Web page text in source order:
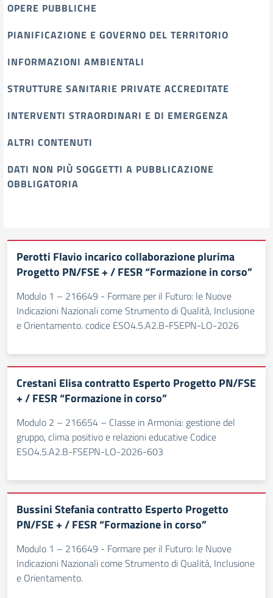
OPERE PUBBLICHE
PIANIFICAZIONE E GOVERNO DEL TERRITORIO
INFORMAZIONI AMBIENTALI
STRUTTURE SANITARIE PRIVATE ACCREDITATE
INTERVENTI STRAORDINARI E DI EMERGENZA
ALTRI CONTENUTI
DATI NON PIÙ SOGGETTI A PUBBLICAZIONE
OBBLIGATORIA
Perotti Flavio incarico collaborazione plurima
Progetto PN/FSE + / FESR “Formazione in corso”
Modulo 1 – 216649 - Formare per il Futuro: le Nuove
Indicazioni Nazionali come Strumento di Qualità, Inclusione
e Orientamento. codice ESO4.5.A2.B-FSEPN-LO-2026
Crestani Elisa contratto Esperto Progetto PN/FSE
+ / FESR “Formazione in corso”
Modulo 2 – 216654 – Classe in Armonia: gestione del
gruppo, clima positivo e relazioni educative Codice
ESO4.5.A2.B-FSEPN-LO-2026-603
Bussini Stefania contratto Esperto Progetto
PN/FSE + / FESR “Formazione in corso”
Modulo 1 – 216649 - Formare per il Futuro: le Nuove
Indicazioni Nazionali come Strumento di Qualità, Inclusione
e Orientamento.